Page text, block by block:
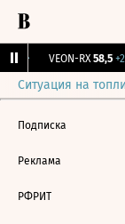
VEON-RX 58,5
Ситуация на
Подписка
Реклама
РФРИТ